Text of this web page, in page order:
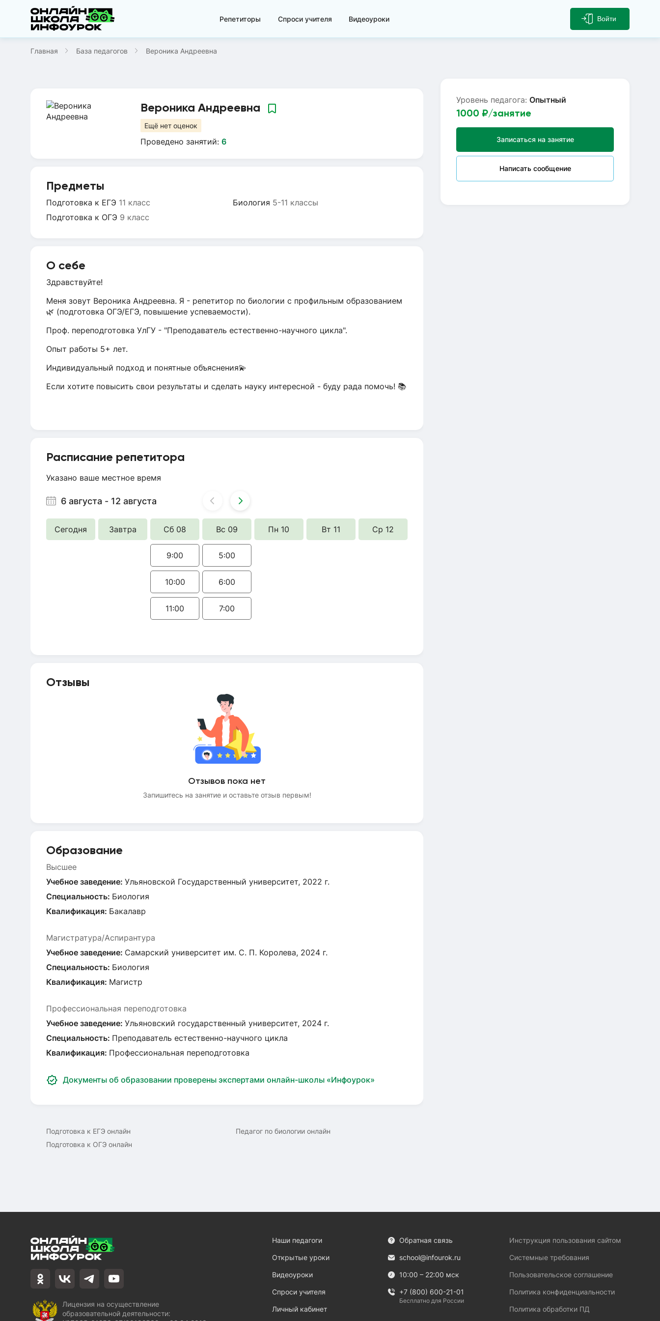
Репетиторы Спроси учителя Видеоуроки Войти
Главная База педагогов Вероника Андреевна
Уровень педагога: Опытный
1000 ₽/занятие
Записаться на занятие
Написать сообщение
Вероника Андреевна
Ещё нет оценок
Проведено занятий: 6
Предметы
Подготовка к ЕГЭ 11 класс
Подготовка к ОГЭ 9 класс
Биология 5-11 классы
О себе
Здравствуйте!
Меня зовут Вероника Андреевна. Я - репетитор по биологии с профильным образованием
🌿 (подготовка ОГЭ/ЕГЭ, повышение успеваемости).
Проф. переподготовка УлГУ - "Преподаватель естественно-научного цикла".
Опыт работы 5+ лет.
Индивидуальный подход и понятные объяснения💫
Если хотите повысить свои результаты и сделать науку интересной - буду рада помочь! 📚
Расписание репетитора
Указано ваше местное время
6 августа - 12 августа
Сегодня Завтра Сб 08 Вс 09 Пн 10 Вт 11 Ср 12
9:00
10:00
11:00
5:00
6:00
7:00
Отзывы
Отзывов пока нет
Запишитесь на занятие и оставьте отзыв первым!
Образование
Высшее
Учебное заведение: Ульяновской Государственный университет, 2022 г.
Специальность: Биология
Квалификация: Бакалавр
Магистратура/Аспирантура
Учебное заведение: Самарский университет им. С. П. Королева, 2024 г.
Специальность: Биология
Квалификация: Магистр
Профессиональная переподготовка
Учебное заведение: Ульяновский государственный университет, 2024 г.
Специальность: Преподаватель естественно-научного цикла
Квалификация: Профессиональная переподготовка
Документы об образовании проверены экспертами онлайн-школы «Инфоурок»
Подготовка к ЕГЭ онлайн
Подготовка к ОГЭ онлайн
Педагог по биологии онлайн
Лицензия на осуществление
образовательной деятельности:
Наши педагоги
Открытые уроки
Видеоуроки
Спроси учителя
Личный кабинет
Обратная связь
school@infourok.ru
10:00 – 22:00 мск
+7 (800) 600-21-01
Бесплатно для России
Инструкция пользования сайтом
Системные требования
Пользовательское соглашение
Политика конфиденциальности
Политика обработки ПД